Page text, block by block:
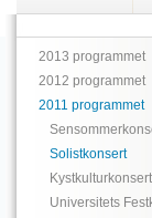
2018
2013 programmet
2012 programmet
2011 programmet
Solistkonsert
Kystkulturkonsert
Universitets